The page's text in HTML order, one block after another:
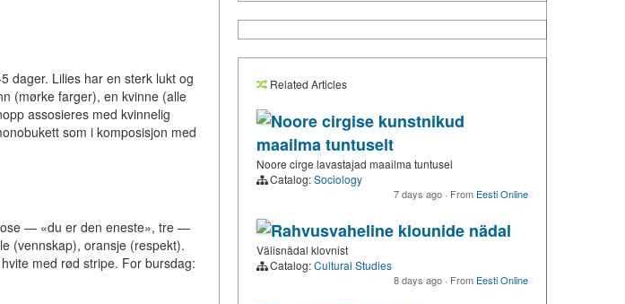
dager. Lilies har en sterk lukt og
(mørke farger), en kvinne (alle
assosieres med kvinnelig
som i komposisjon med
— «du er den eneste», tre —
(vennskap), oransje (respekt).
med rød stripe. For bursdag:
Related Articles
Noore cirgise kunstnikud
maailma tuntuselt
Noore cirge lavastajad maailma tuntusel
Catalog:Sociology
7 days ago · From Eesti Online
Rahvusvaheline klounide nädal
Välisnädal klovnist
Catalog:Cultural Studies
8 days ago · From Eesti Online